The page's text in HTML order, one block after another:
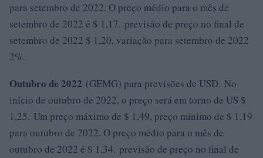
para setembro de 2022. O preço médio para o mês de
setembro de 2022 é $ 1,17. previsão de preço no final de
setembro de 2022 $ 1,20, variação para setembro de 2022
2%.
Outubro de 2022 (GEMG) para previsões de USD. No
início de outubro de 2022, o preço será em torno de US $
1,25. Um preço máximo de $ 1,49, preço mínimo de $ 1,19
para outubro de 2022. O preço médio para o mês de
outubro de 2022 é $ 1,34. previsão de preço no final de